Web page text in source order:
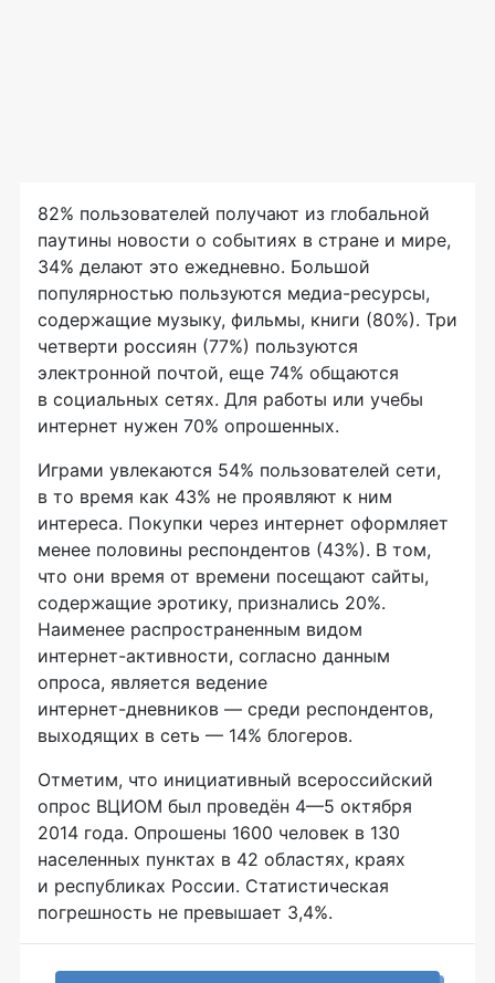
82% пользователей получают из глобальной
паутины новости о событиях в стране и мире,
34% делают это ежедневно. Большой
популярностью пользуются медиа-ресурсы,
содержащие музыку, фильмы, книги (80%). Три
четверти россиян (77%) пользуются
электронной почтой, еще 74% общаются
в социальных сетях. Для работы или учебы
интернет нужен 70% опрошенных.
Играми увлекаются 54% пользователей сети,
в то время как 43% не проявляют к ним
интереса. Покупки через интернет оформляет
менее половины респондентов (43%). В том,
что они время от времени посещают сайты,
содержащие эротику, признались 20%.
Наименее распространенным видом
интернет-активности, согласно данным
опроса, является ведение
интернет-дневников — среди респондентов,
выходящих в сеть — 14% блогеров.
Отметим, что инициативный всероссийский
опрос ВЦИОМ был проведён 4—5 октября
2014 года. Опрошены 1600 человек в 130
населенных пунктах в 42 областях, краях
и республиках России. Статистическая
погрешность не превышает 3,4%.